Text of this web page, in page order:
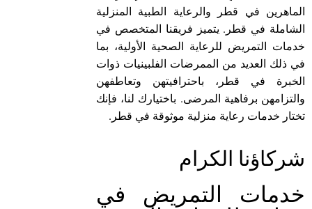
الماهرين في قطر والرعاية الطبية المنزلية
الشاملة في قطر. يتميز فريقنا المتخصص في
خدمات التمريض للرعاية الصحية الأولية، بما
في ذلك العديد من الممرضات الفلبينيات ذوات
الخبرة في قطر، باحترافيتهن وتعاطفهن
والتزامهن برفاهية المرضى. باختيارك لنا، فإنك
تختار خدمات رعاية منزلية موثوقة في قطر.
شركاؤنا الكرام
خدمات التمريض في